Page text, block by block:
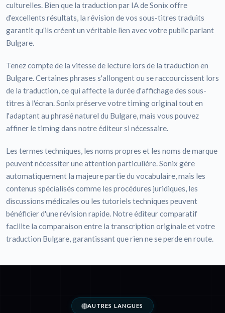
culturelles. Bien que la traduction par IA de Sonix offre
d'excellents résultats, la révision de vos sous-titres traduits
garantit qu'ils créent un véritable lien avec votre public parlant
Bulgare.
Tenez compte de la vitesse de lecture lors de la traduction en
Bulgare. Certaines phrases s'allongent ou se raccourcissent lors
de la traduction, ce qui affecte la durée d'affichage des sous-
titres à l'écran. Sonix préserve votre timing original tout en
l'adaptant au phrasé naturel du Bulgare, mais vous pouvez
affiner le timing dans notre éditeur si nécessaire.
Les termes techniques, les noms propres et les noms de marque
peuvent nécessiter une attention particulière. Sonix gère
automatiquement la majeure partie du vocabulaire, mais les
contenus spécialisés comme les procédures juridiques, les
discussions médicales ou les tutoriels techniques peuvent
bénéficier d'une révision rapide. Notre éditeur comparatif
facilite la comparaison entre la transcription originale et votre
traduction Bulgare, garantissant que rien ne se perde en route.
AUTRES LANGUES